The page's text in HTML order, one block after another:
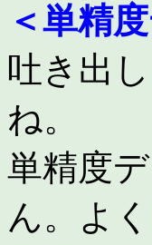
＜単精
吐き出
ね。
単精度
ん。よ